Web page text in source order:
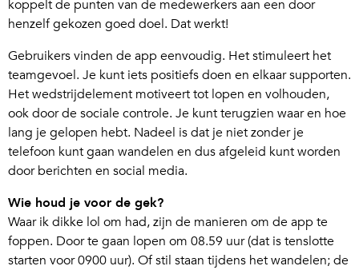
koppelt de punten van de medewerkers aan een door
henzelf gekozen goed doel. Dat werkt!
Gebruikers vinden de app eenvoudig. Het stimuleert het
teamgevoel. Je kunt iets positiefs doen en elkaar supporten.
Het wedstrijdelement motiveert tot lopen en volhouden,
ook door de sociale controle. Je kunt terugzien waar en hoe
lang je gelopen hebt. Nadeel is dat je niet zonder je
telefoon kunt gaan wandelen en dus afgeleid kunt worden
door berichten en social media.
Wie houd je voor de gek?
Waar ik dikke lol om had, zijn de manieren om de app te
foppen. Door te gaan lopen om 08.59 uur (dat is tenslotte
starten voor 0900 uur). Of stil staan tijdens het wandelen; de